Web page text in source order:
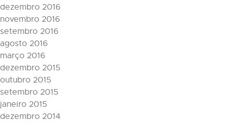
dezembro 2016
novembro 2016
setembro 2016
agosto 2016
março 2016
dezembro 2015
outubro 2015
setembro 2015
janeiro 2015
dezembro 2014